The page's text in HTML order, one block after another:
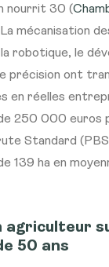
nourrit 30 (
La mécanisation
la robotique, le
précision ont
en réelles
250 000 euros
Standard
139 ha en
agriculteur
50 ans